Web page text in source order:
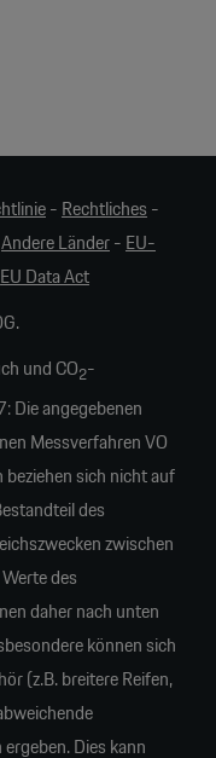
-Rechtliches-
Andere Länder-EU-
EU Data Act
und CO2-
Die angegebenen
Messverfahren VO
sich nicht auf
des
zwischen
des
daher nach unten
können sich
(z.B. breitere Reifen,
Dies kann